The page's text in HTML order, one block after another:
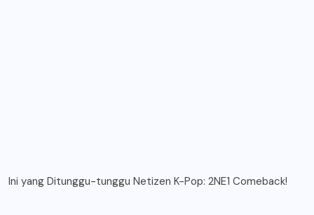
Ini yang Ditunggu-tunggu Netizen K-Pop: 2NE1 Comeback!